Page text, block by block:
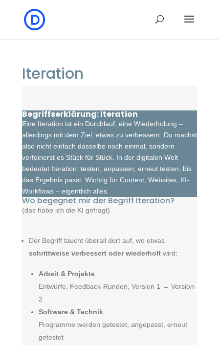
Iteration
Begriffserklärung: Iteration
Eine Iteration ist ein Durchlauf, eine Wiederholung –
allerdings mit dem Ziel, etwas zu verbessern. Du machst
also nicht einfach dasselbe noch einmal, sondern
verfeinerst es Stück für Stück. In der digitalen Welt
bedeutet Iteration: testen, anpassen, erneut testen, bis
das Ergebnis passt. Wichtig für Content, Websites, KI-
Workflows – eigentlich alles.
Wo begegnet mir der Begriff Iteration?
(das habe ich die KI gefragt)
Der Begriff taucht überall dort auf, wo etwas
schrittweise verbessert oder wiederholtwird:
Arbeit & Projekte
Entwürfe, Feedback-Runden, Version 1 → Version
2
Software & Technik
Programme werden getestet, angepasst, erneut
getestet